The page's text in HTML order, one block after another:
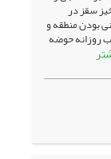
سقز در
بودن منطقه و
روزانه حوضه